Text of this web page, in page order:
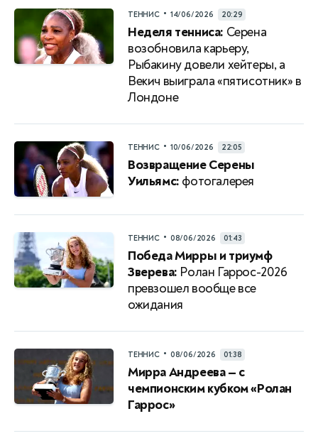
ТЕННИС • 14/06/2026 20:29
Неделя тенниса: Серена
возобновила карьеру,
Рыбакину довели хейтеры, а
Векич выиграла «пятисотник» в
Лондоне
ТЕННИС • 10/06/2026 22:05
Возвращение Серены
Уильямс: фотогалерея
ТЕННИС • 08/06/2026 01:43
Победа Мирры и триумф
Зверева: Ролан Гаррос-2026
превзошел вообще все
ожидания
ТЕННИС • 08/06/2026 01:38
Мирра Андреева — с
чемпионским кубком «Ролан
Гаррос»